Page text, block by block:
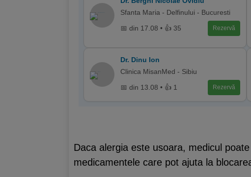
Sfanta Maria - Delfinului - Bucuresti
📅 din 17.08 • 👍 35 Rezervă
Dr. Dinu Ion
Clinica MisanMed - Sibiu
📅 din 13.08 • 👍 1 Rezervă
Daca alergia este usoara, medicul
medicamentele care pot ajuta la